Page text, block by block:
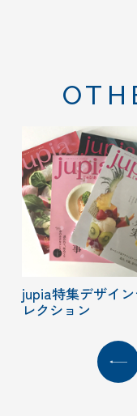
jupia特集デザイン
レクション